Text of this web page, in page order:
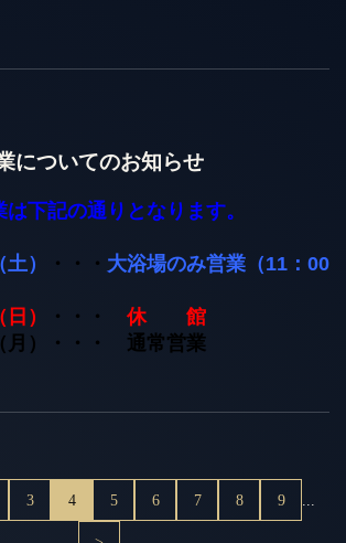
についてのお知らせ
下記の通りとなります。
） ・・・ 大浴場のみ営業（11：00
）
・・・
休 館
）・
・・ 通常営業
3 4 5 6 7 8 9